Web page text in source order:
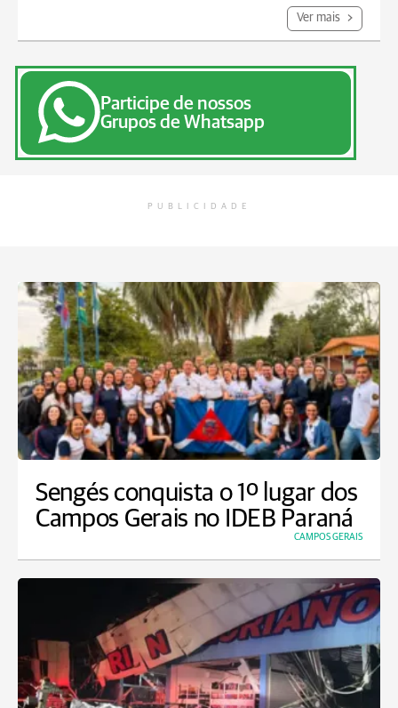
Ver mais
Participe de nossos
Grupos de Whatsapp
PUBLICIDADE
Sengés conquista o 1º lugar dos
Campos Gerais no IDEB Paraná
CAMPOS GERAIS